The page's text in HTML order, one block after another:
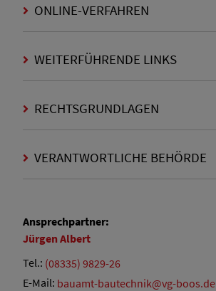
ONLINE-VERFAHREN
WEITERFÜHRENDE LINKS
RECHTSGRUNDLAGEN
VERANTWORTLICHE BEHÖRDE
Ansprechpartner:
Jürgen Albert
Tel.: (08335) 9829-26
E-Mail: bauamt-bautechnik@vg-boos.de